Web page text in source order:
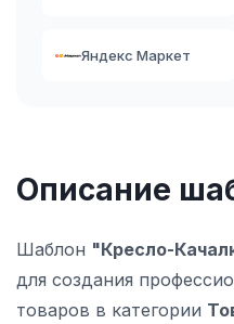
Описание
Шаблон "Кресло-
для создания
товаров в категории
Яндекс Маркет